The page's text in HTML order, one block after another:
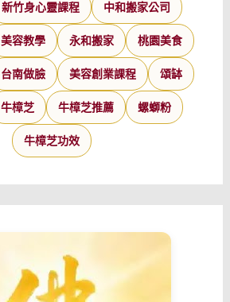
新竹身心靈課程 中和搬家公司
美容教學 永和搬家 桃園美食
台南做臉 美容創業課程 頌缽
牛樟芝 牛樟芝推薦 螺螄粉
牛樟芝功效